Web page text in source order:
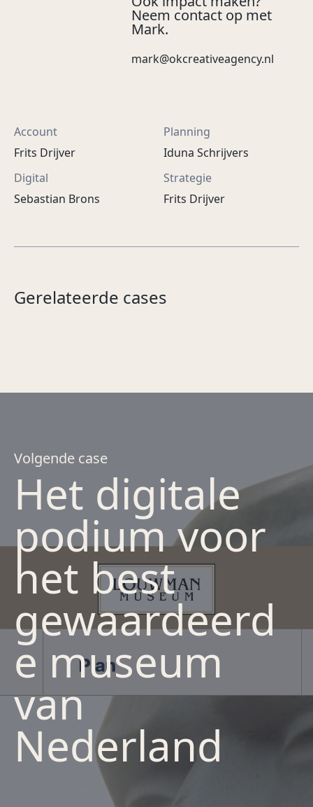
Neem contact op met
Mark.
mark@okcreativeagency.nl
Account
Frits Drijver
Planning
Iduna Schrijvers
Digital
Sebastian Brons
Strategie
Frits Drijver
Gerelateerde cases
impact.
F1 Legends
Volgende case
Het digitale
podium voor
het best
gewaardeerd
e museum
van
Nederland